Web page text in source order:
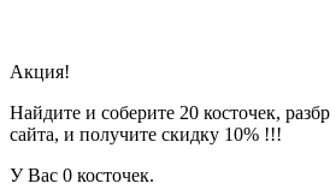
Акция!
Найдите и соберите 20 косточек,
сайта, и получите скидку 10% !!!
У Вас 0 косточек.